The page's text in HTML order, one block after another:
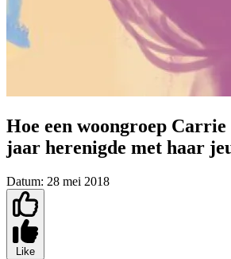
Hoe een woongroep
jaar herenigde met haar
Datum: 28 mei 2018
Like